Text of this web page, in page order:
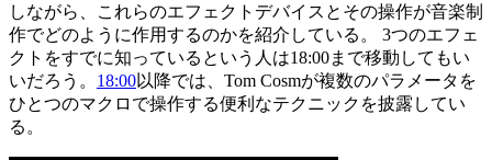
しながら、これらのエフェクトデバイスとその操作が音楽制
作でどのように作用するのかを紹介している。 3つのエフェ
クトをすでに知っているという人は18:00まで移動してもい
いだろう。 18:00以降では、Tom Cosmが複数のパラメータを
ひとつのマクロで操作する便利なテクニックを披露してい
る。